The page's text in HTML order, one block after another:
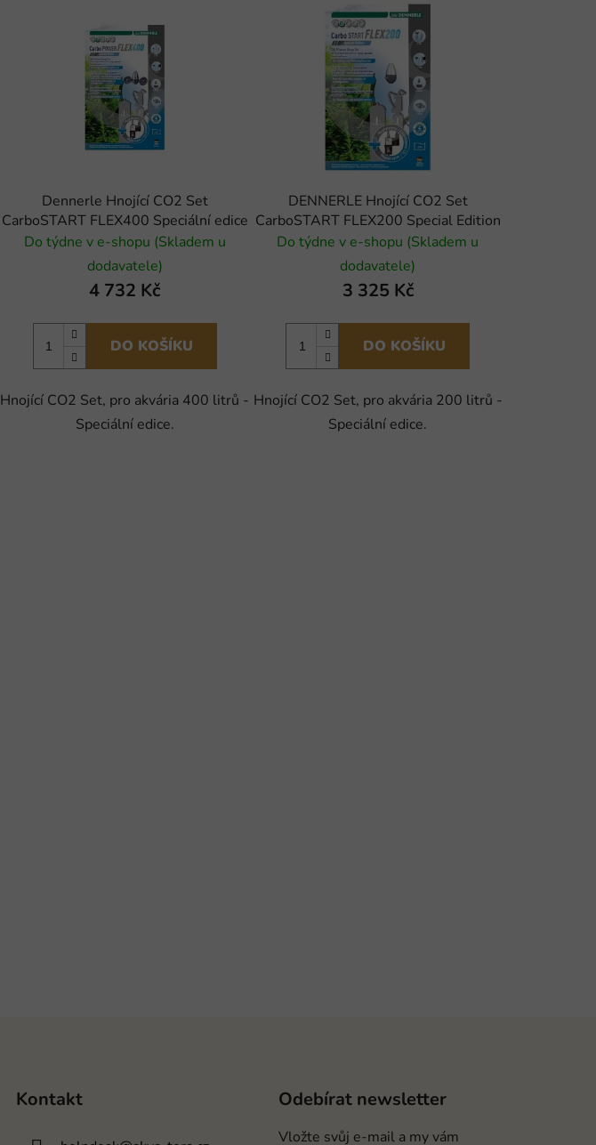
Dennerle Hnojící CO2 Set
CarboSTART FLEX400 Speciální edice
Do týdne v e-shopu (Skladem u
dodavatele)
4 732 Kč
DO KOŠÍKU
Hnojící CO2 Set, pro akvária 400 litrů -
Speciální edice.
DENNERLE Hnojící CO2 Set
CarboSTART FLEX200 Special Edition
Do týdne v e-shopu (Skladem u
dodavatele)
3 325 Kč
DO KOŠÍKU
Hnojící CO2 Set, pro akvária 200 litrů -
Speciální edice.
Kontakt Odebírat newsletter
Vložte svůj e-mail a my vám